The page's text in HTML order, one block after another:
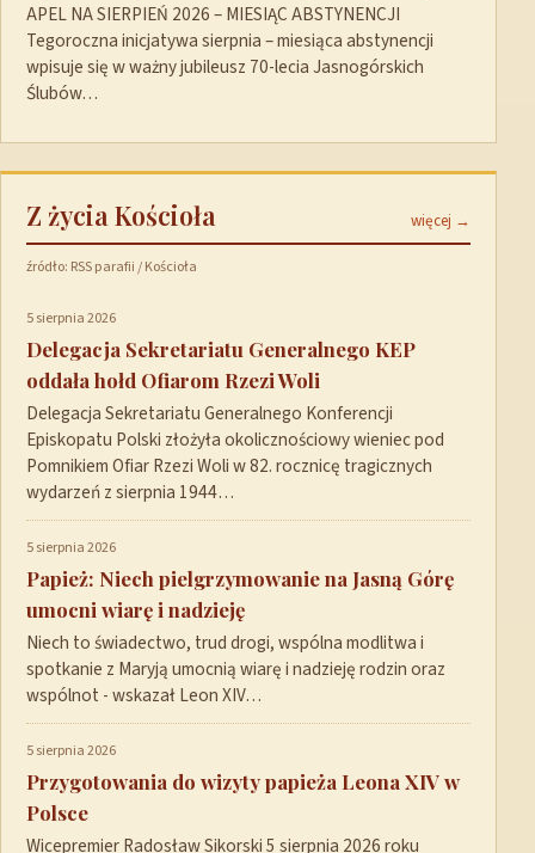
APEL NA SIERPIEŃ 2026 – MIESIĄC ABSTYNENCJI
Tegoroczna inicjatywa sierpnia – miesiąca abstynencji
wpisuje się w ważny jubileusz 70-lecia Jasnogórskich
Ślubów…
Z życia Kościoła więcej →
źródło: RSS parafii / Kościoła
5 sierpnia 2026
Delegacja Sekretariatu Generalnego KEP
oddała hołd Ofiarom Rzezi Woli
Delegacja Sekretariatu Generalnego Konferencji
Episkopatu Polski złożyła okolicznościowy wieniec pod
Pomnikiem Ofiar Rzezi Woli w 82. rocznicę tragicznych
wydarzeń z sierpnia 1944…
5 sierpnia 2026
Papież: Niech pielgrzymowanie na Jasną Górę
umocni wiarę i nadzieję
Niech to świadectwo, trud drogi, wspólna modlitwa i
spotkanie z Maryją umocnią wiarę i nadzieję rodzin oraz
wspólnot - wskazał Leon XIV…
5 sierpnia 2026
Przygotowania do wizyty papieża Leona XIV w
Polsce
Wicepremier Radosław Sikorski 5 sierpnia 2026 roku